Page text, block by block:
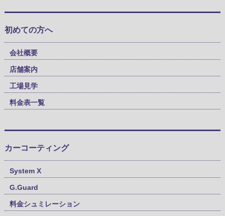
初めての方へ
会社概要
店舗案内
工場見学
料金表一覧
カーコーティング
System X
G.Guard
料金シュミレーション